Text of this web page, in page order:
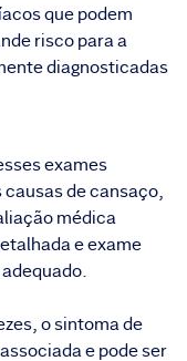
que podem
risco para a
diagnosticadas
exames
de cansaço,
médica
e exame
o sintoma de
e pode ser